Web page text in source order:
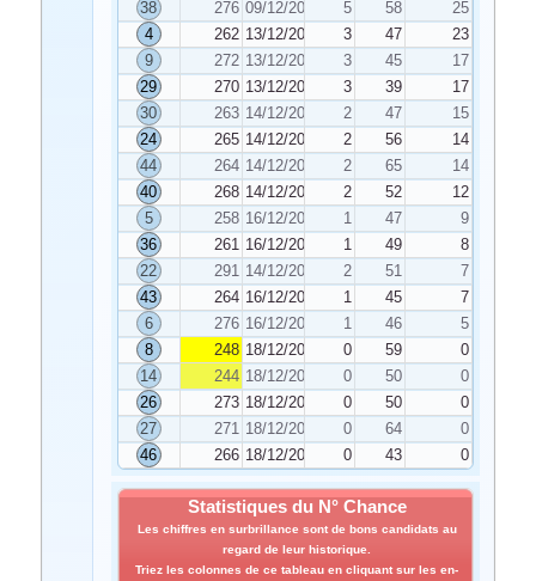
38
276 09/12/2024 5 58
25
4
262 13/12/2024 3 47
23
9
272 13/12/2024 3 45
17
29
270 13/12/2024 3 39
17
30
263 14/12/2024 2 47
15
24
265 14/12/2024 2 56
14
44
264 14/12/2024 2 65
14
40
268 14/12/2024 2 52
12
5
258 16/12/2024 1 47
9
36
261 16/12/2024 1 49
8
22
291 14/12/2024 2 51
7
43
264 16/12/2024 1 45
7
6
276 16/12/2024 1 46
5
8
248 18/12/2024 0 59
0
14
244 18/12/2024 0 50
0
26
273 18/12/2024 0 50
0
27
271 18/12/2024 0 64
0
46
266 18/12/2024 0 43 0
Statistiques du N° Chance
Les chiffres en surbrillance sont de bons candidats au
regard de leur historique.
Triez les colonnes de ce tableau en cliquant sur les en-